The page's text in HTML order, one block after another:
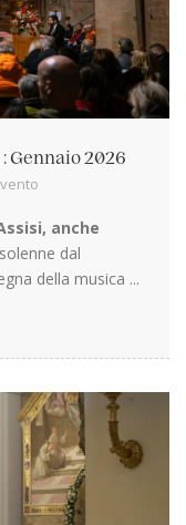
Gennaio 2026
anche
dal
della musica ...